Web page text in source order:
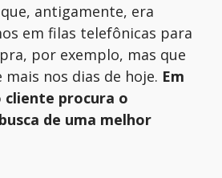
antigamente, era
em filas telefônicas para
por exemplo, mas que
mais nos dias de hoje. Em
cliente procura o
de uma melhor